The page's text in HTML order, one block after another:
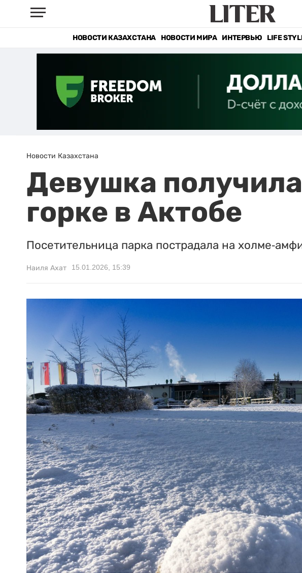
НОВОСТИ КАЗАХСТАНА НОВОСТИ МИРА ИНТЕРВЬЮ LIFE
Новости Казахстана
Девушка
горке в Актобе
Посетительница парка пострадала на холме-
Наиля Ахат 15.01.2026, 15:39